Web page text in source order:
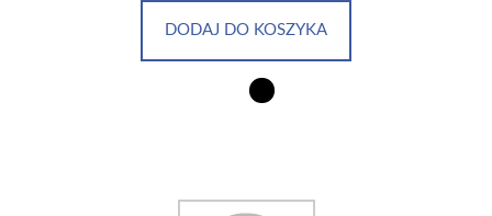
DODAJ DO KOSZYKA